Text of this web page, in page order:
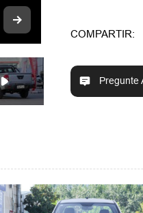
COMPARTIR:
Pregunte